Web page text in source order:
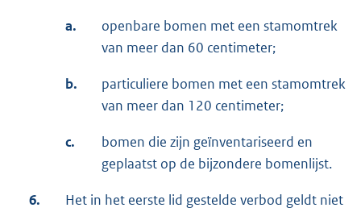
a.
openbare bomen met een stamomtrek
van meer dan 60 centimeter;
b.
particuliere bomen met een stamomtrek
van meer dan 120 centimeter;
c.
bomen die zijn geïnventariseerd en
geplaatst op de bijzondere bomenlijst.
6.
Het in het eerste lid gestelde verbod geldt niet